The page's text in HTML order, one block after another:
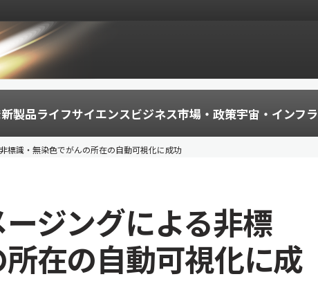
新製品ライフサイエンスビジネス市場・政策宇宙・インフラ
標識・無染色でがんの所在の自動可視化に成功
ジングによる非標
在の自動可視化に成